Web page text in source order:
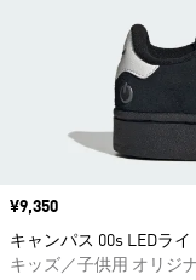
価格
¥9,350
キャンパス 00s LEDライ
キッズ／子供用 オリジ